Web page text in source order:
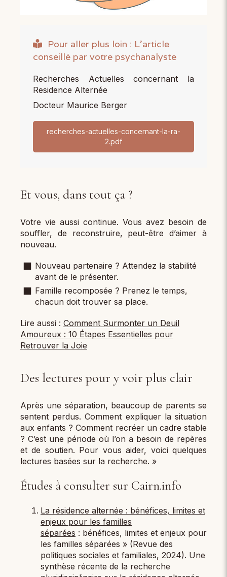
Pour aller plus loin : L'article
conseillé par votre psychanalyste
Recherches Actuelles concernant la
Residence Alternée
Docteur Maurice Berger
recherches-actuelles-concernant-la-ra-
2.pdf
Et vous, dans tout ça ?
Votre vie aussi continue. Vous avez besoin de
souffler, de reconstruire, peut-être d’aimer à
nouveau.
Nouveau partenaire ? Attendez la stabilité
avant de le présenter.
Famille recomposée ? Prenez le temps,
chacun doit trouver sa place.
Lire aussi : Comment Surmonter un Deuil
Amoureux : 10 Étapes Essentielles pour
Retrouver la Joie
Des lectures pour y voir plus clair
Après une séparation, beaucoup de parents se
sentent perdus. Comment expliquer la situation
aux enfants ? Comment recréer un cadre stable
? C’est une période où l’on a besoin de repères
et de soutien. Pour vous aider, voici quelques
lectures basées sur la recherche. »
Études à consulter sur Cairn.info
La résidence alternée : bénéfices, limites et
enjeux pour les familles
séparées : bénéfices, limites et enjeux pour
les familles séparées » (Revue des
politiques sociales et familiales, 2024). Une
synthèse récente de la recherche